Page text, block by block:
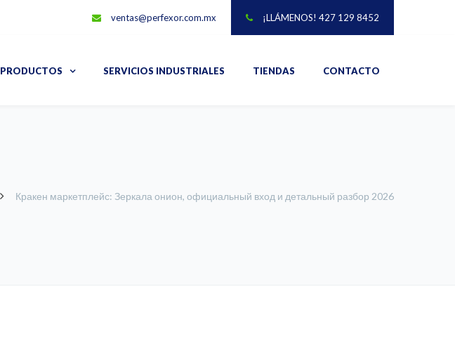
¡LLÁMENOS! 427 129 8452
ventas@perfexor.com.mx
PRODUCTOS SERVICIOS INDUSTRIALES TIENDAS CONTACTO
Кракен маркетплейс: Зеркала онион, официальный вход и детальный разбор 2026